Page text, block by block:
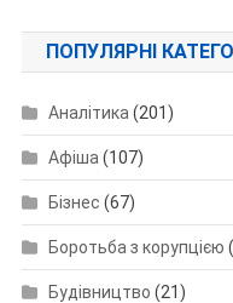
ПОПУЛЯРНІ
Аналітика (201)
Афіша (107)
Бізнес (67)
Боротьба з корупцією
Будівництво (21)